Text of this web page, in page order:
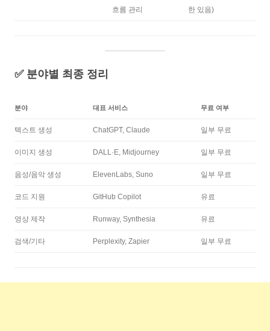
흐름 관리
한 있음)
✅ 분야별 최종 정리
분야 대표 서비스 무료 여부
텍스트 생성 ChatGPT, Claude 일부 무료
이미지 생성 DALL·E, Midjourney 일부 무료
음성/음악 생성 ElevenLabs, Suno 일부 무료
코드 지원 GitHub Copilot 유료
영상 제작 Runway, Synthesia 유료
검색/기타 Perplexity, Zapier 일부 무료